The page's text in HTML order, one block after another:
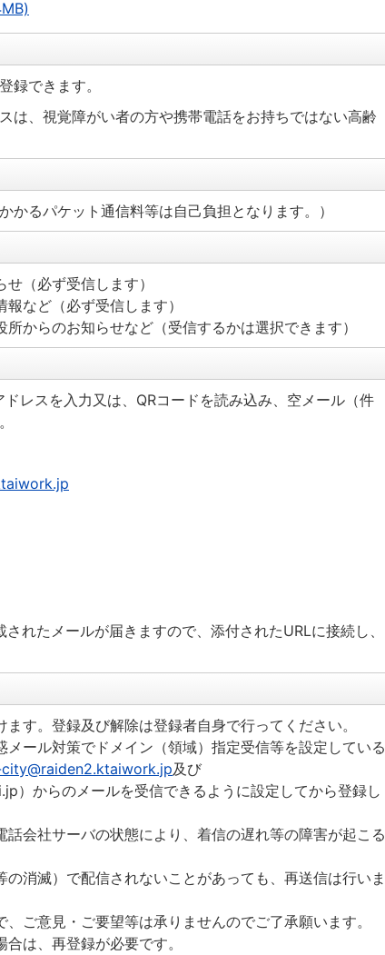
録できます。
は、視覚障がい者の方や携帯電話をお持ちではない高齢
かるパケット通信料等は自己負担となります。）
（必ず受信します）
など（必ず受信します）
からのお知らせなど（受信するかは選択できます）
ドレスを入力又は、QRコードを読み込み、空メール（件
されたメールが届きますので、添付されたURLに接続し、
す。登録及び解除は登録者自身で行ってください。
ール対策でドメイン（領域）指定受信等を設定している
及び
）からのメールを受信できるように設定してから登録し
会社サーバの状態により、着信の遅れ等の障害が起こる
消滅）で配信されないことがあっても、再送信は行いま
ご意見・ご要望等は承りませんのでご了承願います。
は、再登録が必要です。